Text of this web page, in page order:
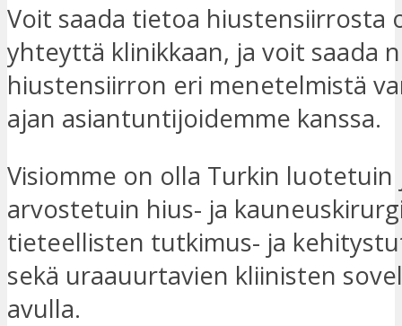
Voit saada tietoa hiustensiirrosta
yhteyttä klinikkaan, ja voit saada
hiustensiirron eri menetelmistä
ajan asiantuntijoidemme kanssa.
Visiomme on olla Turkin luotetuin
arvostetuin hius- ja
tieteellisten tutkimus- ja
sekä uraauurtavien kliinisten
avulla.